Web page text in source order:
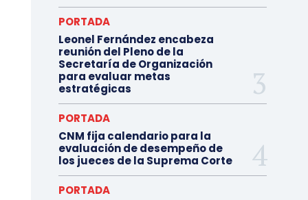
PORTADA
Leonel Fernández encabeza
reunión del Pleno de la
Secretaría de Organización
para evaluar metas
estratégicas
PORTADA
CNM fija calendario para la
evaluación de desempeño de
los jueces de la Suprema Corte
PORTADA